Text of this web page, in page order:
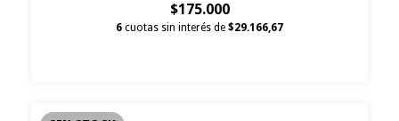
$175.000
6 cuotas sin interés de $29.166,67